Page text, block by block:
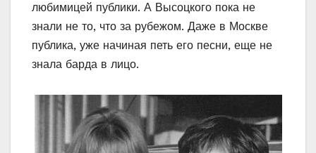
любимицей публики. А Высоцкого пока не
знали не то, что за рубежом. Даже в Москве
публика, уже начиная петь его песни, еще не
знала барда в лицо.